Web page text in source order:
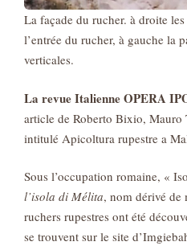
La façade du rucher. à droite
l’entrée du rucher, à gauche la
verticales.
La revue Italienne OPERA
article de Roberto Bixio, Mauro
intitulé Apicoltura rupestre a
Sous l’occupation romaine, «
l’isola di Mélita, nom dérivé de
ruchers rupestres ont été
se trouvent sur le site